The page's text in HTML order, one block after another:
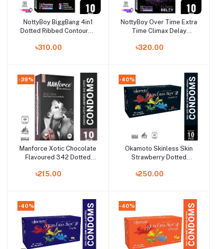
Add to cart
NottyBoy BiggBang 4in1
Dotted Ribbed Contoured
Condom - 10Pcs
৳310.00
Add to cart
NottyBoy Over Time Extra
Time Climax Delay
Pack(India)
৳320.00
-39%
Add to cart
Manforce Xotic Chocolate
Flavoured 342 Dotted
Pack(India)
৳215.00
-40%
Add to cart
Okamoto Skinless Skin
Strawberry Dotted
Pack(Japan)
৳250.00
-40% -40%